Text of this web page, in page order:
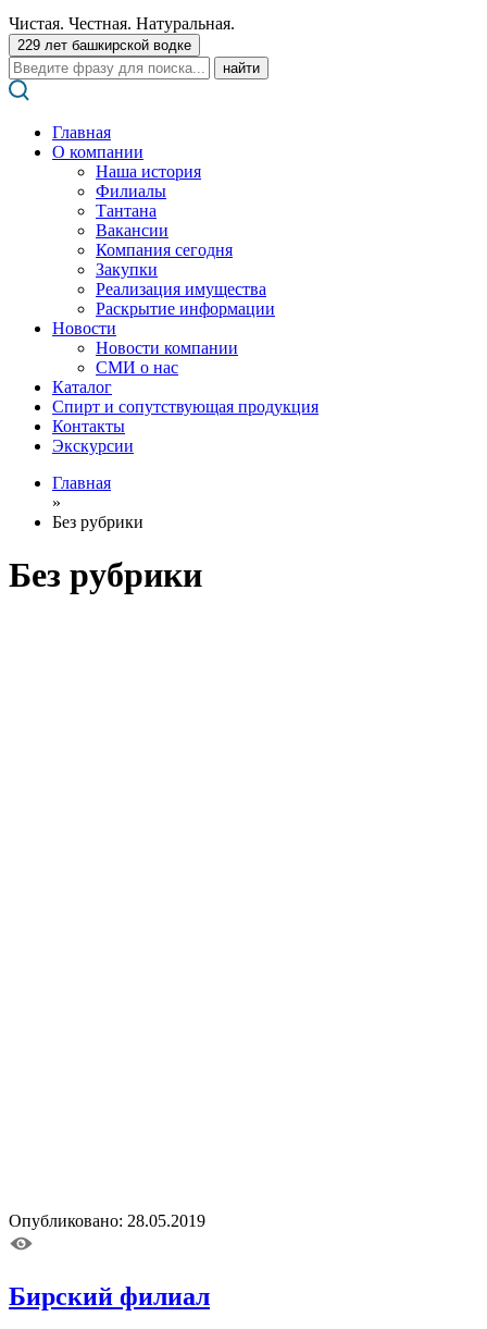
Чистая. Честная. Натуральная.
229 лет башкирской водке
Поиск:
Главная
О компании
Наша история
Филиалы
Тантана
Вакансии
Компания сегодня
Закупки
Реализация имущества
Раскрытие информации
Новости
Новости компании
СМИ о нас
Каталог
Спирт и сопутствующая продукция
Контакты
Экскурсии
Главная
»
Без рубрики
Без рубрики
Опубликовано: 28.05.2019
Бирский филиал